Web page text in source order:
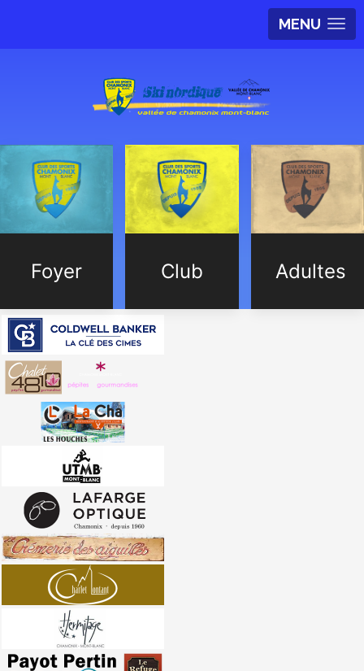
MENU
Foyer Club Adultes